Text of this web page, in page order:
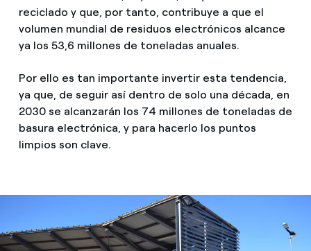
reciclado y que, por tanto, contribuye a que el
volumen mundial de residuos electrónicos alcance
ya los 53,6 millones de toneladas anuales.
Por ello es tan importante invertir esta tendencia,
ya que, de seguir así dentro de solo una década, en
2030 se alcanzarán los 74 millones de toneladas de
basura electrónica, y para hacerlo los puntos
limpios son clave.